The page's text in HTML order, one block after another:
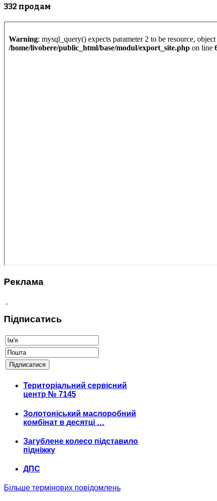
332 продам
Реклама
Підписатись
Територіальний сервісний
центр № 7145
Золотоніський маслоробний
комбінат в десятці …
Загублене колесо підставило
підніжку
ДПС
Більше термінових повідомлень